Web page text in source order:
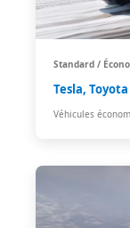
Standard /
Tesla, Toyota
Véhicules